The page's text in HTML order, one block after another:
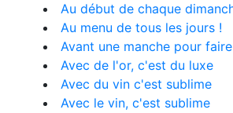
Au début de chaque
Au menu de tous les jours !
Avant une manche pour
Avec de l'or, c'est du luxe
Avec du vin c'est sublime
Avec le vin, c'est sublime